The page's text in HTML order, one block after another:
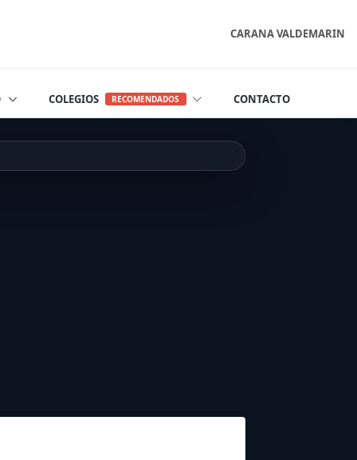
CARANA VALDEMARIN
COLEGIOS RECOMENDADOS CONTACTO